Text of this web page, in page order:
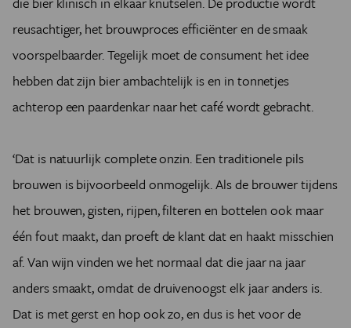
reusachtiger, het brouwproces efficiënter en de smaak
voorspelbaarder. Tegelijk moet de consument het idee
hebben dat zijn bier ambachtelijk is en in tonnetjes
achterop een paardenkar naar het café wordt gebracht.
‘Dat is natuurlijk complete onzin. Een traditionele pils
brouwen is bijvoorbeeld onmogelijk. Als de brouwer tijdens
het brouwen, gisten, rijpen, filteren en bottelen ook maar
één fout maakt, dan proeft de klant dat en haakt misschien
af. Van wijn vinden we het normaal dat die jaar na jaar
anders smaakt, omdat de druivenoogst elk jaar anders is.
Dat is met gerst en hop ook zo, en dus is het voor de